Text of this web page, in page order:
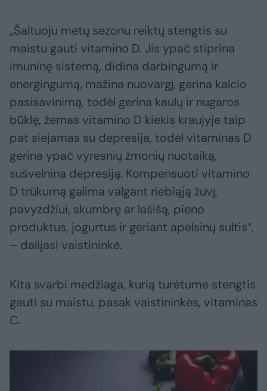
„Šaltuoju metų sezonu reiktų stengtis su
maistu gauti vitamino D. Jis ypač stiprina
imuninę sistemą, didina darbingumą ir
energingumą, mažina nuovargį, gerina kalcio
pasisavinimą, todėl gerina kaulų ir nugaros
būklę, žemas vitamino D kiekis kraujyje taip
pat siejamas su depresija, todėl vitaminas D
gerina ypač vyresnių žmonių nuotaiką,
sušvelnina depresiją. Kompensuoti vitamino
D trūkumą galima valgant riebiąją žuvį,
pavyzdžiui, skumbrę ar lašišą, pieno
produktus, jogurtus ir geriant apelsinų sultis“,
– dalijasi vaistininkė.
Kita svarbi medžiaga, kurią turėtume stengtis
gauti su maistu, pasak vaistininkės, vitaminas
C.